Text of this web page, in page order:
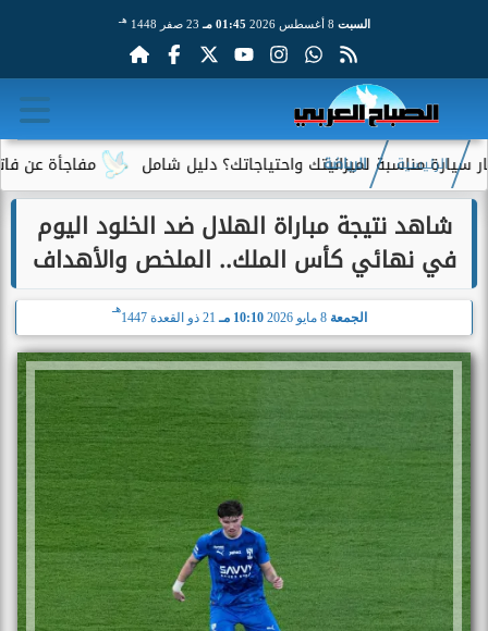
السبت 01:45 مـ 23 صفر 1448 هـ
مفاجأة عن فاتورة لميزانيتك واحتياجاتك؟ دليل شامل
الرئيسية الرياضة
شاهد نتيجة مباراة الهلال ضد الخلود اليوم
في نهائي كأس الملك.. الملخص والأهداف
الجمعة 10:10 مـ 21 ذو القعدة 1447
هـ